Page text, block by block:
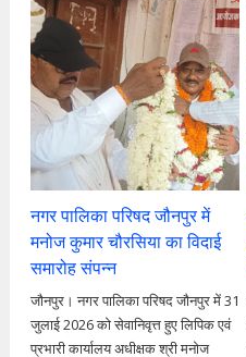
नगर पालिका परिषद जौनपुर में
मनोज कुमार चौरसिया का विदाई
समारोह संपन्न
जौनपुर। नगर पालिका परिषद जौनपुर में 31
जुलाई 2026 को सेवानिवृत्त हुए लिपिक एवं
प्रभारी कार्यालय अधीक्षक श्री मनोज